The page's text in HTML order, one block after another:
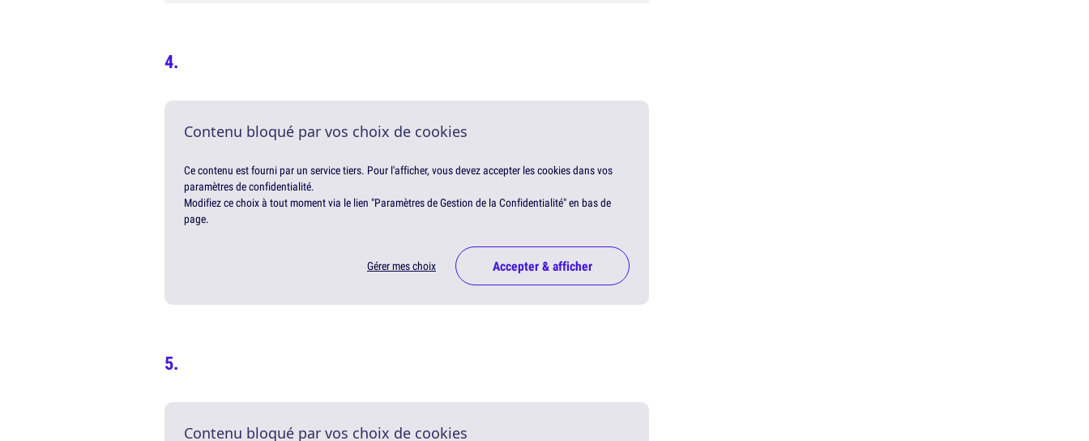
Contenu bloqué par vos choix de cookies
Ce contenu est fourni par un service tiers. Pour l'afficher, vous devez accepter les cookies dans vos
paramètres de confidentialité.
Modifiez ce choix à tout moment via le lien "Paramètres de Gestion de la Confidentialité" en bas de
page.
Gérer mes choix Accepter & afficher
Contenu bloqué par vos choix de cookies